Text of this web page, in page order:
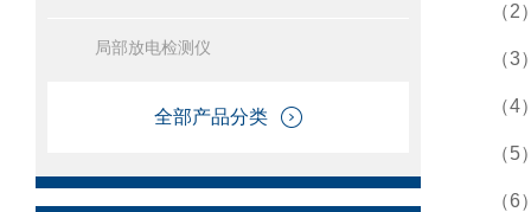
局部放电检测仪
全部产品分类
（2
（3
（4
（5
（6